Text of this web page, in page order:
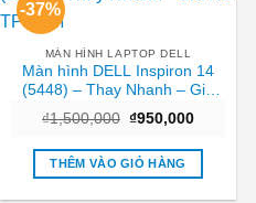
-37%
MÀN HÌNH LAPTOP DELL
Màn hình DELL Inspiron 14
(5448) – Thay Nhanh – Giá
₫1,500,000 Giá
là:
₫1,500,000.
₫950,000Giá
tại
₫950,000.
THÊM VÀO GIỎ HÀNG